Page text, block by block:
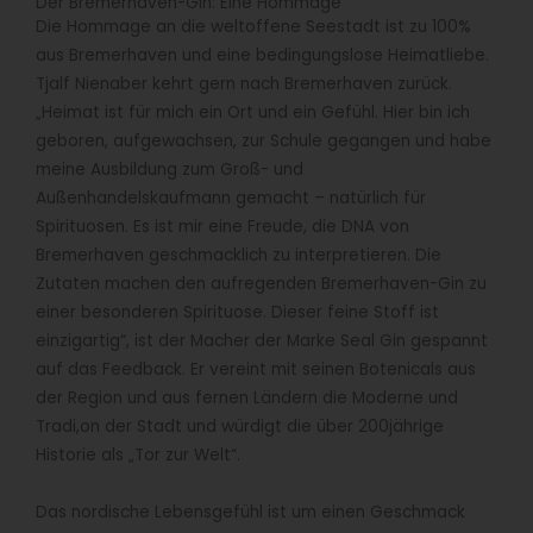
Die Hommage an die weltoffene Seestadt ist zu 100%
aus Bremerhaven und eine bedingungslose Heimatliebe.
Tjalf Nienaber kehrt gern nach Bremerhaven zurück.
„Heimat ist für mich ein Ort und ein Gefühl. Hier bin ich
geboren, aufgewachsen, zur Schule gegangen und habe
meine Ausbildung zum Groß- und
Außenhandelskaufmann gemacht – natürlich für
Spirituosen. Es ist mir eine Freude, die DNA von
Bremerhaven geschmacklich zu interpretieren. Die
Zutaten machen den aufregenden Bremerhaven-Gin zu
einer besonderen Spirituose. Dieser feine Stoff ist
einzigartig“, ist der Macher der Marke Seal Gin gespannt
auf das Feedback. Er vereint mit seinen Botenicals aus
der Region und aus fernen Ländern die Moderne und
Tradi,on der Stadt und würdigt die über 200jährige
Historie als „Tor zur Welt“.
Das nordische Lebensgefühl ist um einen Geschmack